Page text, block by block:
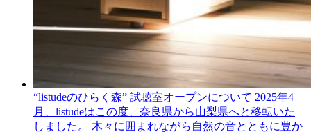
“listudeのひらく森” 試聴室オープンについて 2025年4
月、listudeはこの度、奈良県から山梨県へと移転いた
しました。 木々に囲まれながら自然の音とともに豊か